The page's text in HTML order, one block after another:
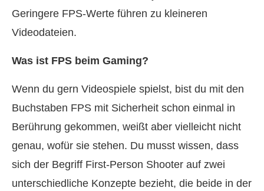
Geringere FPS-Werte führen zu kleineren
Videodateien.
Was ist FPS beim Gaming?
Wenn du gern Videospiele spielst, bist du mit den
Buchstaben FPS mit Sicherheit schon einmal in
Berührung gekommen, weißt aber vielleicht nicht
genau, wofür sie stehen. Du musst wissen, dass
sich der Begriff First-Person Shooter auf zwei
unterschiedliche Konzepte bezieht, die beide in der